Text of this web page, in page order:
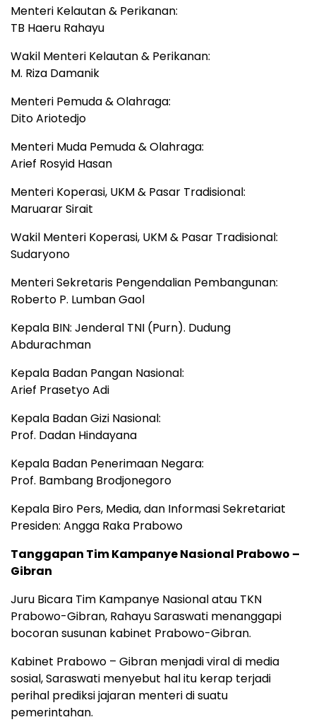
Menteri Kelautan & Perikanan:
TB Haeru Rahayu
Wakil Menteri Kelautan & Perikanan:
M. Riza Damanik
Menteri Pemuda & Olahraga:
Dito Ariotedjo
Menteri Muda Pemuda & Olahraga:
Arief Rosyid Hasan
Menteri Koperasi, UKM & Pasar Tradisional:
Maruarar Sirait
Wakil Menteri Koperasi, UKM & Pasar Tradisional:
Sudaryono
Menteri Sekretaris Pengendalian Pembangunan:
Roberto P. Lumban Gaol
Kepala BIN: Jenderal TNI (Purn). Dudung
Abdurachman
Kepala Badan Pangan Nasional:
Arief Prasetyo Adi
Kepala Badan Gizi Nasional:
Prof. Dadan Hindayana
Kepala Badan Penerimaan Negara:
Prof. Bambang Brodjonegoro
Kepala Biro Pers, Media, dan Informasi Sekretariat
Presiden: Angga Raka Prabowo
Tanggapan Tim Kampanye Nasional Prabowo –
Gibran
Juru Bicara Tim Kampanye Nasional atau TKN
Prabowo-Gibran, Rahayu Saraswati menanggapi
bocoran susunan kabinet Prabowo-Gibran.
Kabinet Prabowo – Gibran menjadi viral di media
sosial, Saraswati menyebut hal itu kerap terjadi
perihal prediksi jajaran menteri di suatu
pemerintahan.